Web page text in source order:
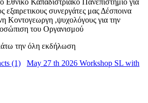
εξαιρετικους συνεργάτες μας Δέσποινα
Κοντογεωργη ,ψυχολόγους για την
του Οργανισμού
την όλη εκδήλωση
(1)
May 27 th 2026 Workshop SL with